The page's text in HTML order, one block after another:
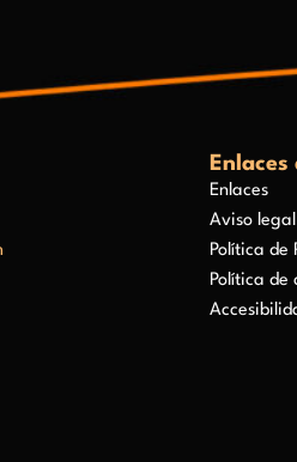
Enlaces
Aviso legal
Política de
Política de